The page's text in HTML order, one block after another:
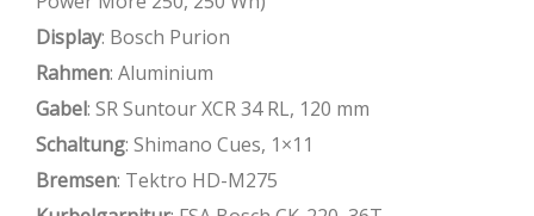
Display: Bosch Purion
Rahmen: Aluminium
Gabel: SR Suntour XCR 34 RL, 120 mm
Schaltung: Shimano Cues, 1×11
Bremsen: Tektro HD-M275